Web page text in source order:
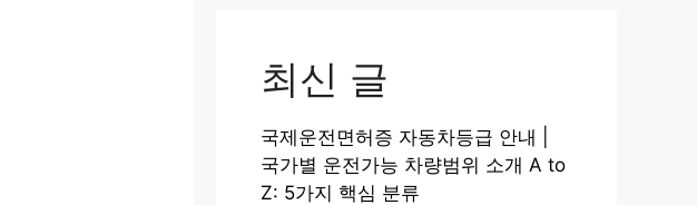
최신 글
국제운전면허증 자동차등급 안내 |
국가별 운전가능 차량범위 소개 A to
Z: 5가지 핵심 분류